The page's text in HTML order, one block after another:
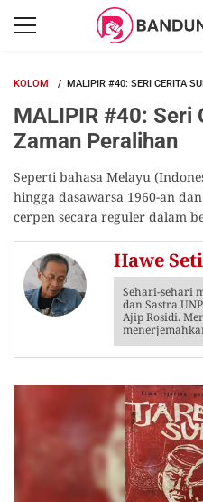
KOLOM MALIPIR #40: SERI CERITA
MALIPIR #40: Seri
Zaman Peralihan
Seperti bahasa Melayu
hingga dasawarsa 1960-an
cerpen secara reguler dalam
Hawe
Sehari-sehari
dan Sastra
Ajip Rosidi.